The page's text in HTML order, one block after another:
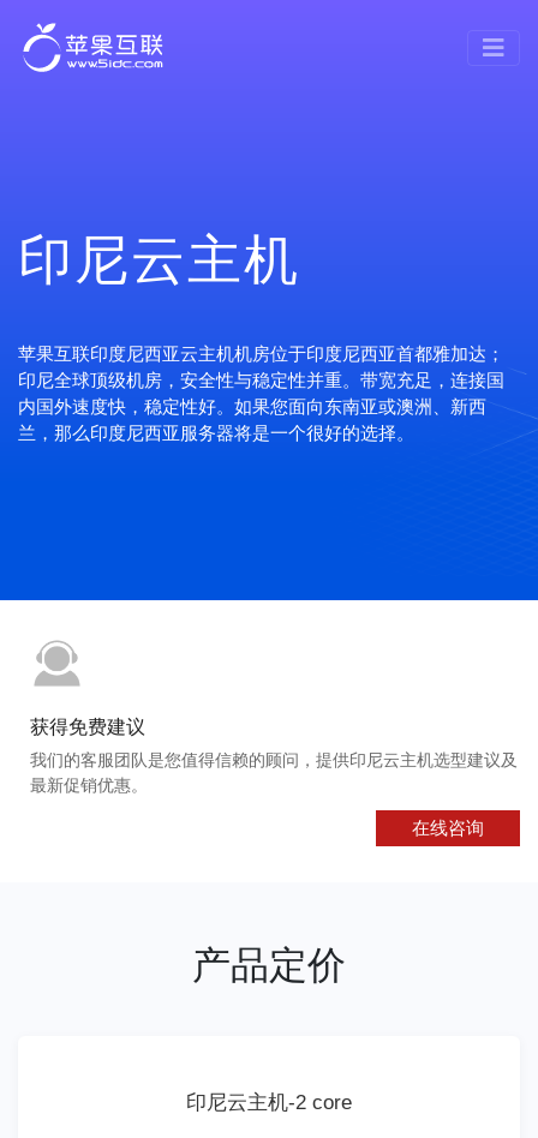
印尼云主机
苹果互联印度尼西亚云主机机房位于印度尼西亚首都雅加达；
印尼全球顶级机房，安全性与稳定性并重。带宽充足，连接国
内国外速度快，稳定性好。如果您面向东南亚或澳洲、新西
兰，那么印度尼西亚服务器将是一个很好的选择。
获得免费建议
我们的客服团队是您值得信赖的顾问，提供印尼云主机选型建议及
最新促销优惠。
在线咨询
产品定价
印尼云主机-2 core